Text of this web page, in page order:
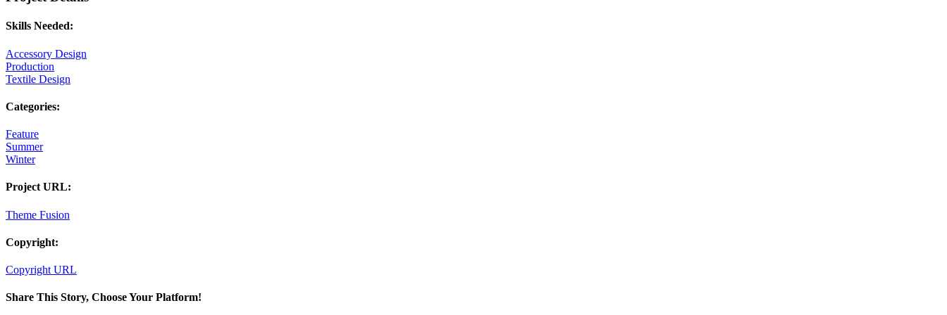
Skills Needed:
Accessory Design
Production
Textile Design
Categories:
Feature
Summer
Winter
Project URL:
Theme Fusion
Copyright:
Copyright URL
Share This Story, Choose Your Platform!